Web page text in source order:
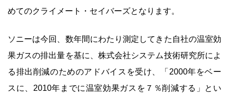
めてのクライメート・セイバーズとなります。
ソニーは今回、数年間にわたり測定してきた自社の温室効
果ガスの排出量を基に、株式会社システム技術研究所によ
る排出削減のためのアドバイスを受け、「2000年をベー
スに、2010年までに温室効果ガスを７％削減する」とい